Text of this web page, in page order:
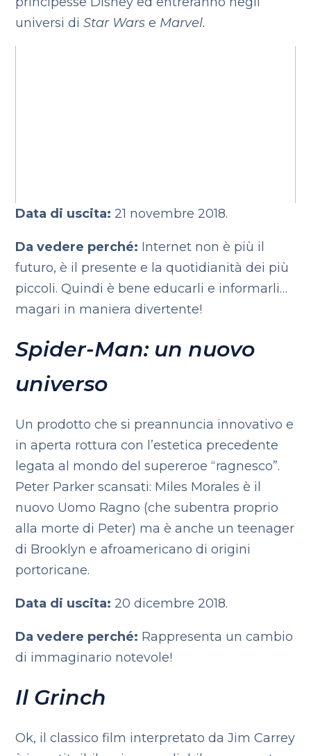
universi diStar Wars e Marvel.
Data di uscita: 21 novembre 2018.
Da vedere perché: Internet non è più il
futuro, è il presente e la quotidianità dei più
piccoli. Quindi è bene educarli e informarli…
magari in maniera divertente!
Spider-Man: un nuovo
universo
Un prodotto che si preannuncia innovativo e
in aperta rottura con l’estetica precedente
legata al mondo del supereroe “ragnesco”.
Peter Parker scansati: Miles Morales è il
nuovo Uomo Ragno (che subentra proprio
alla morte di Peter) ma è anche un teenager
di Brooklyn e afroamericano di origini
portoricane.
Data di uscita: 20 dicembre 2018.
Da vedere perché: Rappresenta un cambio
di immaginario notevole!
Il Grinch
Ok, il classico film interpretato da Jim Carrey